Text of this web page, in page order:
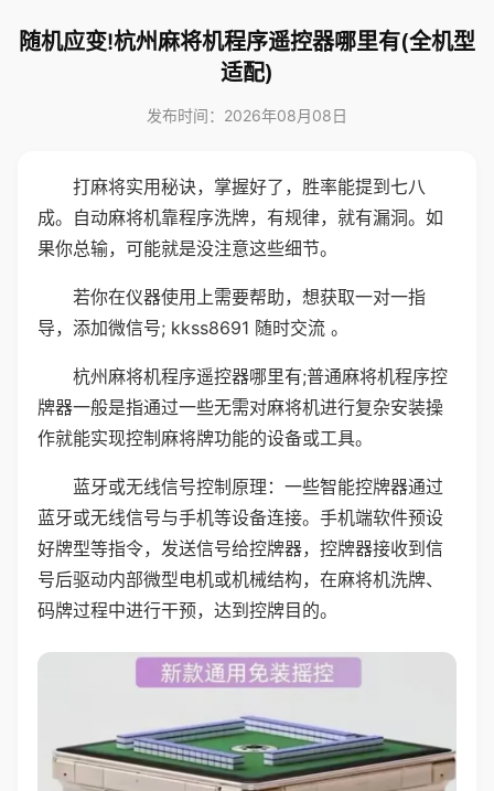
随机应变!杭州麻将机程序遥控器哪里有(全机型
适配)
发布时间：2026年08月08日
打麻将实用秘诀，掌握好了，胜率能提到七八
成。自动麻将机靠程序洗牌，有规律，就有漏洞。如
果你总输，可能就是没注意这些细节。
若你在仪器使用上需要帮助，想获取一对一指
导，添加微信号; kkss8691 随时交流 。
杭州麻将机程序遥控器哪里有;普通麻将机程序控
牌器一般是指通过一些无需对麻将机进行复杂安装操
作就能实现控制麻将牌功能的设备或工具。
蓝牙或无线信号控制原理：一些智能控牌器通过
蓝牙或无线信号与手机等设备连接。手机端软件预设
好牌型等指令，发送信号给控牌器，控牌器接收到信
号后驱动内部微型电机或机械结构，在麻将机洗牌、
码牌过程中进行干预，达到控牌目的。